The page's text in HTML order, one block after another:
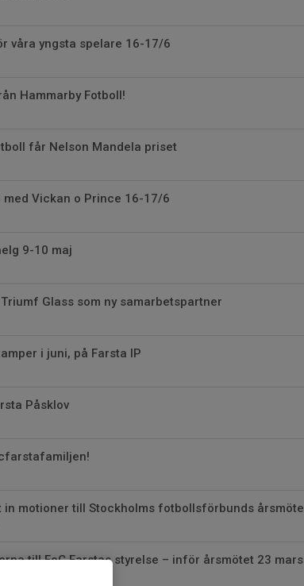
våra yngsta spelare 16-17/6
Hammarby Fotboll!
får Nelson Mandela priset
med Vickan o Prince 16-17/6
9-10 maj
Glass som ny samarbetspartner
i juni, på Farsta IP
Påsklov
in motioner till Stockholms fotbollsförbunds årsmöte
till FoC Farstas styrelse – inför årsmötet 23 mars